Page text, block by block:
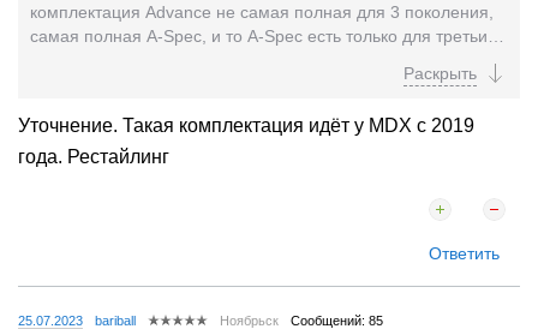
комплектация Advance не самая полная для 3 поколения,
самая полная A-Spec, и то A-Spec есть только для третьих
Уточнение. Такая комплектация идёт у MDX с 2019
года. Рестайлинг
Ответить
25.07.2023 bariball Ноябрьск Сообщений: 85